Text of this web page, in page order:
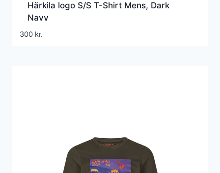
Härkila logo S/S T-Shirt Mens, Dark
Navy
300 kr.